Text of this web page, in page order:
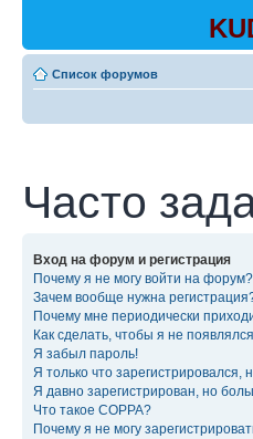
Список форумов
Часто
Вход на форум и регистрация
Почему я не могу войти на форум?
Зачем вообще нужна
Почему мне периодически
Как сделать, чтобы я не
Я забыл пароль!
Я только что зарегистрировался,
Я давно зарегистрирован, но
Что такое COPPA?
Почему я не могу